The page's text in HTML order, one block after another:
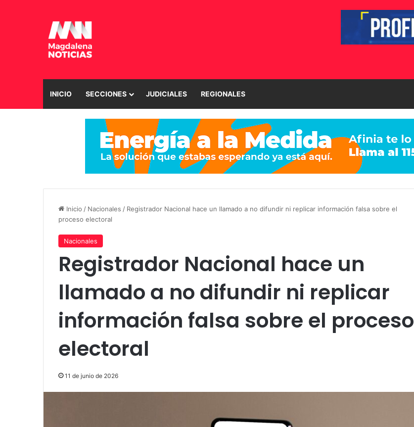
INICIO SECCIONES JUDICIALES REGIONALES
Inicio / Nacionales / Registrador Nacional hace un llamado a no difundir ni replicar información falsa sobre el
proceso electoral
Nacionales
Registrador Nacional hace un
llamado a no difundir ni replicar
información falsa sobre el proceso
electoral
11 de junio de 2026